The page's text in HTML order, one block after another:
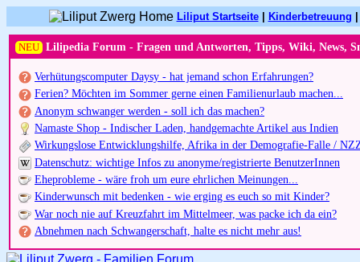
Liliput Startseite| Kinderbetreuung
NEU Lilipedia Forum - Fragen und Antworten, Tipps, Wiki, News,
Verhütungscomputer Daysy - hat jemand schon Erfahrungen?
Ferien? Möchten im Sommer gerne einen Familienurlaub machen...
Anonym schwanger werden - soll ich das machen?
Namaste Shop - Indischer Laden, handgemachte Artikel aus Indien
Wirkungslose Entwicklungshilfe, Afrika in der Demografie-Falle /
Datenschutz: wichtige Infos zu anonyme/registrierte BenutzerInnen
Eheprobleme - wäre froh um eure ehrlichen Meinungen...
Kinderwunsch mit bedenken - wie erging es euch so mit Kinder?
War noch nie auf Kreuzfahrt im Mittelmeer, was packe ich da ein?
Abnehmen nach Schwangerschaft, halte es nicht mehr aus!